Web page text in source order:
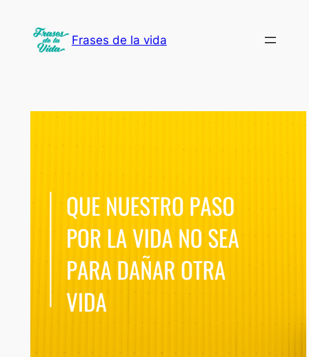
contenido
Frases de la vida